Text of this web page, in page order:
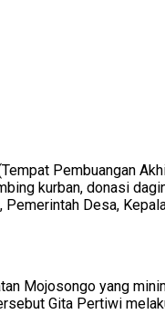
Pembuangan
kurban, donasi
Desa,
Mojosongo yang
Gita Pertiwi